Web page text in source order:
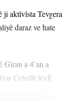
ji aktîvîsta Tevgera
daraz ve hate
Giran a 4’an a
Çetedîr tevlî